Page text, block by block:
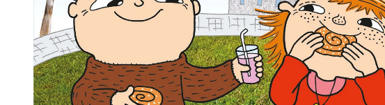
Se fler...
Se fler...
Se fler...
LAGRINGSMEDIA
arkiv
band
förvaring och märkning
hdd
LEKSAKER & SPEL
leksaker
pussel
spel
LJUD
förstärkare
högtalare
kablar och